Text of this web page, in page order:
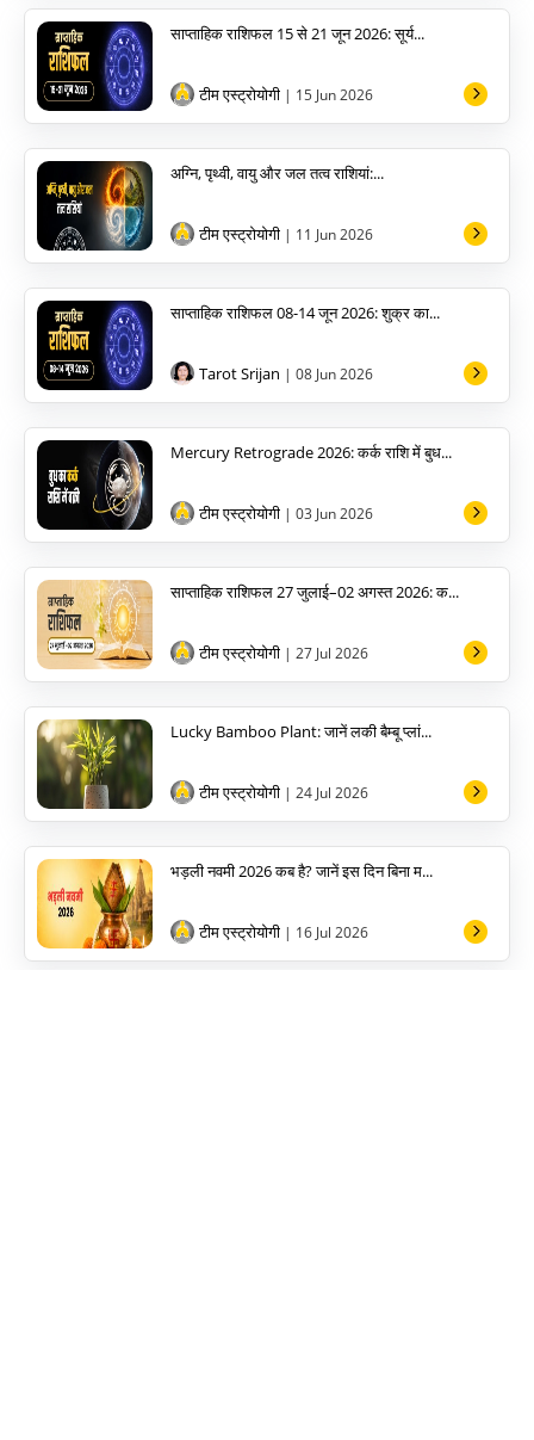
साप्ताहिक राशिफल 15 से 21 जून 2026: सूर्य...
टीम एस्ट्रोयोगी | 15 Jun 2026
अग्नि, पृथ्वी, वायु और जल तत्व राशियां:...
टीम एस्ट्रोयोगी | 11 Jun 2026
साप्ताहिक राशिफल 08-14 जून 2026: शुक्र का...
Tarot Srijan | 08 Jun 2026
Mercury Retrograde 2026: कर्क राशि में बुध...
टीम एस्ट्रोयोगी | 03 Jun 2026
साप्ताहिक राशिफल 27 जुलाई–02 अगस्त 2026: क...
टीम एस्ट्रोयोगी | 27 Jul 2026
Lucky Bamboo Plant: जानें लकी बैम्बू प्लां...
टीम एस्ट्रोयोगी | 24 Jul 2026
भड़ली नवमी 2026 कब है? जानें इस दिन बिना म...
टीम एस्ट्रोयोगी | 16 Jul 2026